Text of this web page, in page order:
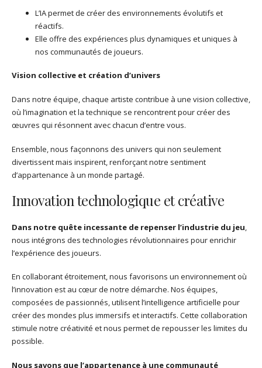
L’IA permet de créer des environnements évolutifs et
réactifs.
Elle offre des expériences plus dynamiques et uniques à
nos communautés de joueurs.
Vision collective et création d’univers
Dans notre équipe, chaque artiste contribue à une vision collective,
où l’imagination et la technique se rencontrent pour créer des
œuvres qui résonnent avec chacun d’entre vous.
Ensemble, nous façonnons des univers qui non seulement
divertissent mais inspirent, renforçant notre sentiment
d’appartenance à un monde partagé.
Innovation technologique et créative
Dans notre quête incessante de repenser l’industrie du jeu,
nous intégrons des technologies révolutionnaires pour enrichir
l’expérience des joueurs.
En collaborant étroitement, nous favorisons un environnement où
l’innovation est au cœur de notre démarche. Nos équipes,
composées de passionnés, utilisent l’intelligence artificielle pour
créer des mondes plus immersifs et interactifs. Cette collaboration
stimule notre créativité et nous permet de repousser les limites du
possible.
Nous savons que l’appartenance à une communauté